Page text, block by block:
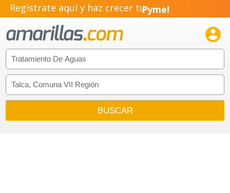
Regístrate aquí y haz crecer tuPyme!
Emprendimiento!
